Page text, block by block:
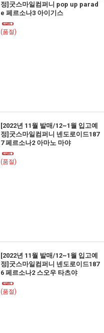
정]굿스마일컴퍼니 pop up parad
e 페르소나3 아이기스
(품절)
[2022년 11월 발매/12~1월 입고예
정]굿스마일컴퍼니 넨도로이드187
7 페르소나2 아마노 마야
(품절)
[2022년 11월 발매/12~1월 입고예
정]굿스마일컴퍼니 넨도로이드187
6 페르소나2 스오우 타츠야
(품절)